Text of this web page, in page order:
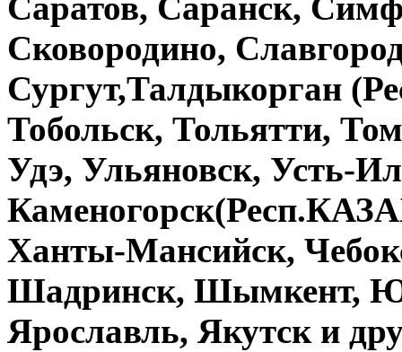
Саратов, Саранск,
Сковородино,
Сургут,Талдыкорган
Тобольск, Тольятти,
Удэ, Ульяновск, Усть-
Ханты-Мансийск,
Шадринск, Шымкент,
Ярославль, Якутск и